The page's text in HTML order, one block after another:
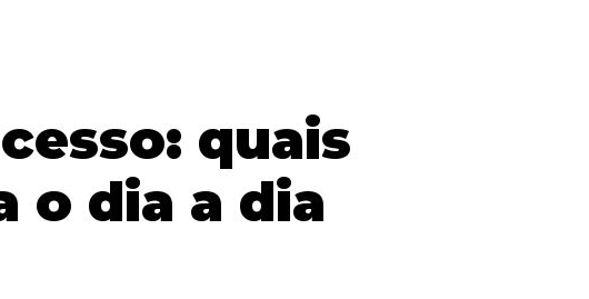
quais
o dia a dia